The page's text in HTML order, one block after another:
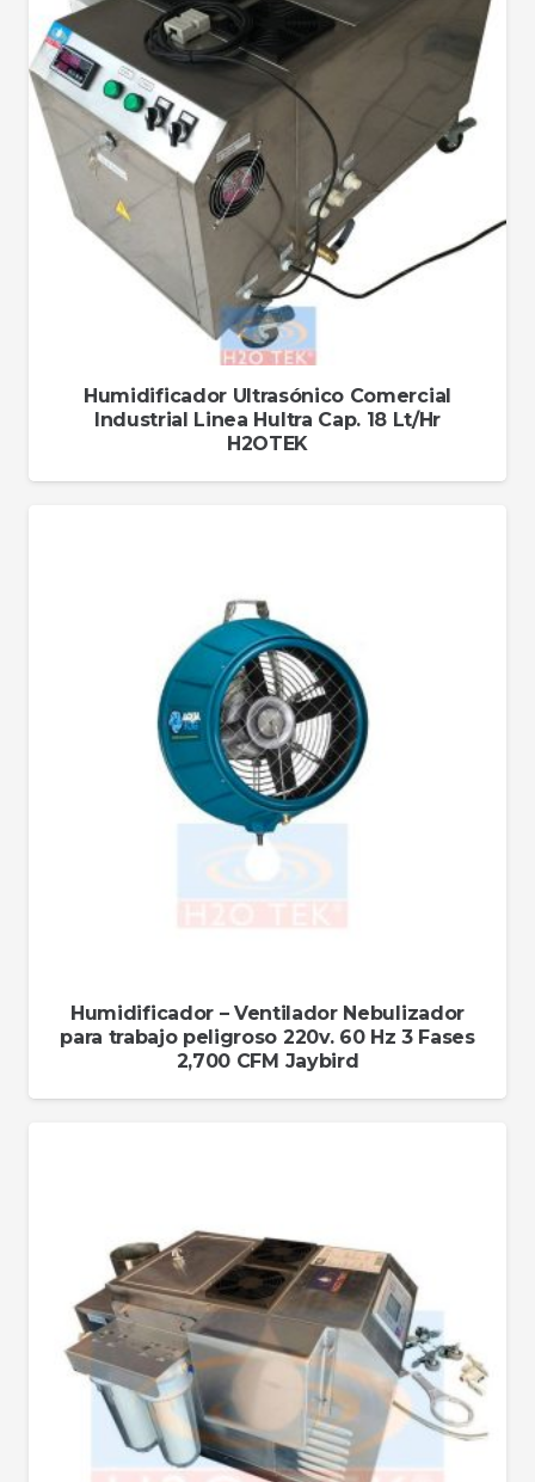
Humidificador Ultrasónico Comercial
Industrial Linea Hultra Cap. 18 Lt/Hr
H2OTEK
Humidificador – Ventilador Nebulizador
para trabajo peligroso 220v. 60 Hz 3 Fases
2,700 CFM Jaybird